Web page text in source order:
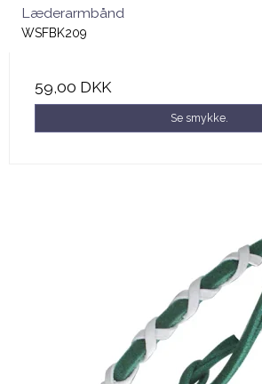
Læderarmbånd
WSFBK209
59,00 DKK
Se smykke.